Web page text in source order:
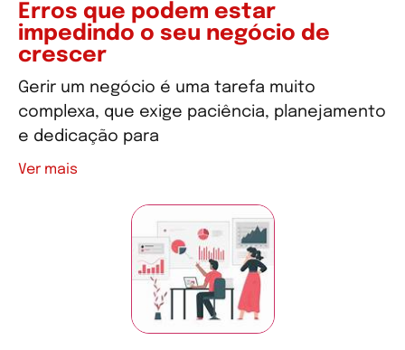
Erros que podem estar
impedindo o seu negócio de
crescer
Gerir um negócio é uma tarefa muito
complexa, que exige paciência, planejamento
e dedicação para
Ver mais